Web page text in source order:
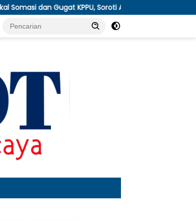
KPPU, Soroti Anjloknya Harga Tembakau Pascapanen